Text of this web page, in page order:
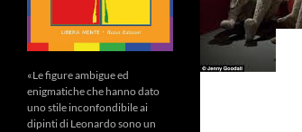
«Le figure ambigue ed
enigmatiche che hanno dato
uno stile inconfondibile ai
dipinti di Leonardo sono un